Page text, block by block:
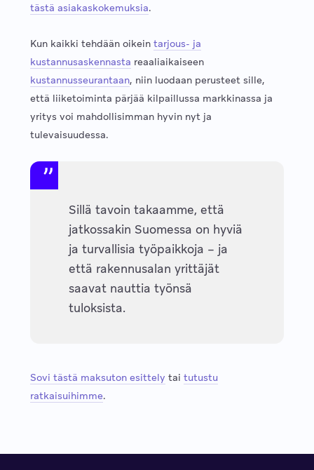
tästä asiakaskokemuksia.
Kun kaikki tehdään oikein tarjous- ja
kustannusaskennasta reaaliaikaiseen
kustannusseurantaan, niin luodaan perusteet sille,
että liiketoiminta pärjää kilpaillussa markkinassa ja
yritys voi mahdollisimman hyvin nyt ja
tulevaisuudessa.
Sillä tavoin takaamme, että
jatkossakin Suomessa on hyviä
ja turvallisia työpaikkoja – ja
että rakennusalan yrittäjät
saavat nauttia työnsä
tuloksista.
Sovi tästä maksuton esittely tai tutustu
ratkaisuihimme.